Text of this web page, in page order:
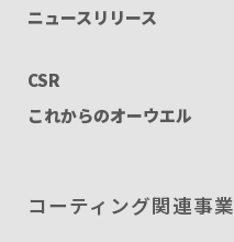
ニュースリリース
CSR
これからのオーウエル
コーティング関連事業